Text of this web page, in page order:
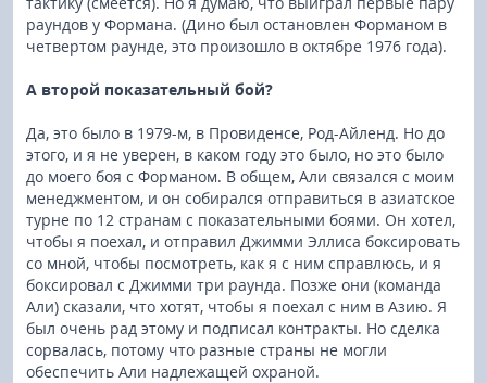
раундов у Формана. (Дино был остановлен Форманом в
четвертом раунде, это произошло в октябре 1976 года).
А второй показательный бой?
Да, это было в 1979-м, в Провиденсе, Род-Айленд. Но до
этого, и я не уверен, в каком году это было, но это было
до моего боя с Форманом. В общем, Али связался с моим
менеджментом, и он собирался отправиться в азиатское
турне по 12 странам с показательными боями. Он хотел,
чтобы я поехал, и отправил Джимми Эллиса боксировать
со мной, чтобы посмотреть, как я с ним справлюсь, и я
боксировал с Джимми три раунда. Позже они (команда
Али) сказали, что хотят, чтобы я поехал с ним в Азию. Я
был очень рад этому и подписал контракты. Но сделка
сорвалась, потому что разные страны не могли
обеспечить Али надлежащей охраной.